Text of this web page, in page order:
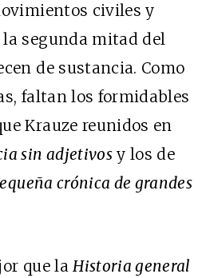
civiles y
segunda mitad del
de sustancia. Como
faltan los formidables
Krauze reunidos en
sin adjetivosy los de
crónica de grandes
que laHistoria general